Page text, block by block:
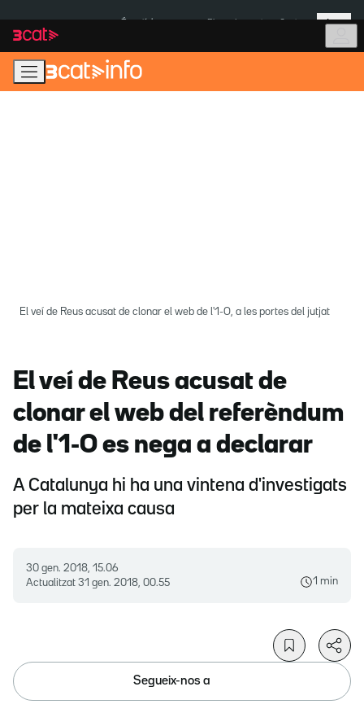
navegació
principal
contingut
Més
El veí de Reus acusat de clonar el web de l'1-O, a les portes del jutjat
El veí de Reus acusat de
clonar el web del referèndum
de l'1-O es nega a declarar
A Catalunya hi ha una vintena d'investigats
per la mateixa causa
30 gen. 2018, 15.06
Actualitzat 31 gen. 2018, 00.55 1 min
Segueix-nos a